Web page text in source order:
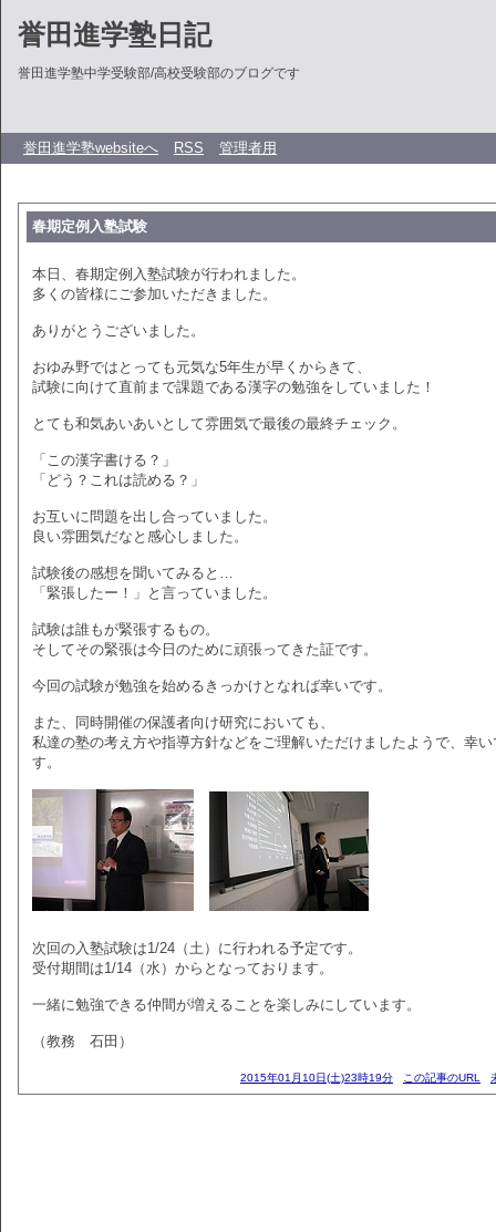
誉田進学塾日記
誉田進学塾中学受験部/高校受験部のブログです
誉田進学塾websiteへ RSS 管理者用
春期定例入塾試験
本日、春期定例入塾試験が行われました。
多くの皆様にご参加いただきました。
ありがとうございました。
おゆみ野ではとっても元気な5年生が早くからきて、
試験に向けて直前まで課題である漢字の勉強をしていました！
とても和気あいあいとして雰囲気で最後の最終チェック。
「この漢字書ける？」
「どう？これは読める？」
お互いに問題を出し合っていました。
良い雰囲気だなと感心しました。
試験後の感想を聞いてみると…
「緊張したー！」と言っていました。
試験は誰もが緊張するもの。
そしてその緊張は今日のために頑張ってきた証です。
今回の試験が勉強を始めるきっかけとなれば幸いです。
また、同時開催の保護者向け研究においても、
私達の塾の考え方や指導方針などをご理解いただけましたようで、幸い
す。
次回の入塾試験は1/24（土）に行われる予定です。
受付期間は1/14（水）からとなっております。
一緒に勉強できる仲間が増えることを楽しみにしています。
（教務 石田）
2015年01月10日(土)23時19分 この記事のURL